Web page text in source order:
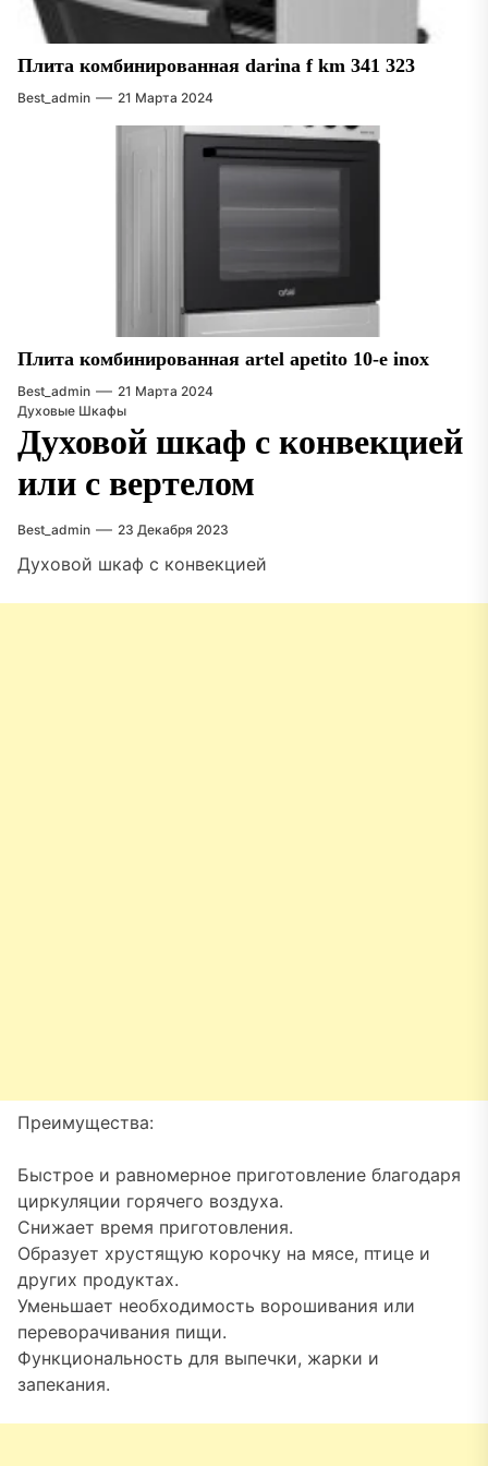
Плита комбинированная darina f km 341 323
Best_admin 21 Марта 2024
Плита комбинированная artel apetito 10-e inox
Best_admin
21 Марта 2024
Духовые Шкафы
Духовой шкаф с конвекцией
или с вертелом
Best_admin 23 Декабря 2023
Духовой шкаф с конвекцией
Преимущества:
Быстрое и равномерное приготовление благодаря
циркуляции горячего воздуха.
Снижает время приготовления.
Образует хрустящую корочку на мясе, птице и
других продуктах.
Уменьшает необходимость ворошивания или
переворачивания пищи.
Функциональность для выпечки, жарки и
запекания.